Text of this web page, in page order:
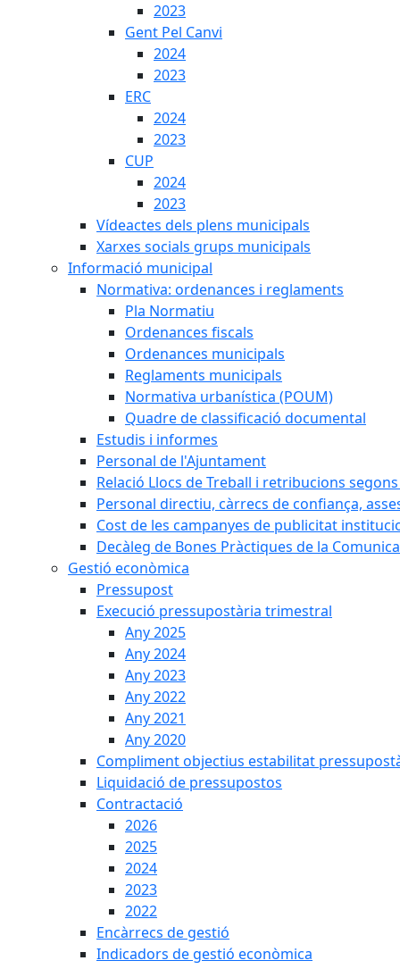
2023
Gent Pel Canvi
2024
2023
ERC
2024
2023
CUP
2024
2023
Vídeactes dels plens municipals
Xarxes socials grups municipals
Informació municipal
Normativa: ordenances i reglaments
Pla Normatiu
Ordenances fiscals
Ordenances municipals
Reglaments municipals
Normativa urbanística (POUM)
Quadre de classificació documental
Estudis i informes
Personal de l'Ajuntament
Relació Llocs de Treball i retribucions
Personal directiu, càrrecs de confiança,
Cost de les campanyes de publicitat
Decàleg de Bones Pràctiques de la
Gestió econòmica
Pressupost
Execució pressupostària trimestral
Any 2025
Any 2024
Any 2023
Any 2022
Any 2021
Any 2020
Compliment objectius estabilitat
Liquidació de pressupostos
Contractació
2026
2025
2024
2023
2022
Encàrrecs de gestió
Indicadors de gestió econòmica